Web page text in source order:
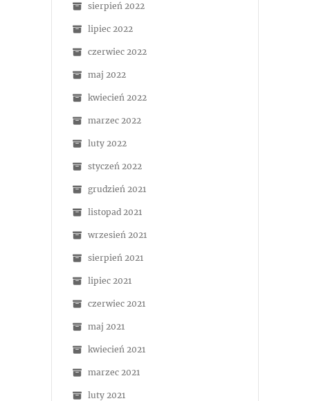
sierpień 2022
lipiec 2022
czerwiec 2022
maj 2022
kwiecień 2022
marzec 2022
luty 2022
styczeń 2022
grudzień 2021
listopad 2021
wrzesień 2021
sierpień 2021
lipiec 2021
czerwiec 2021
maj 2021
kwiecień 2021
marzec 2021
luty 2021